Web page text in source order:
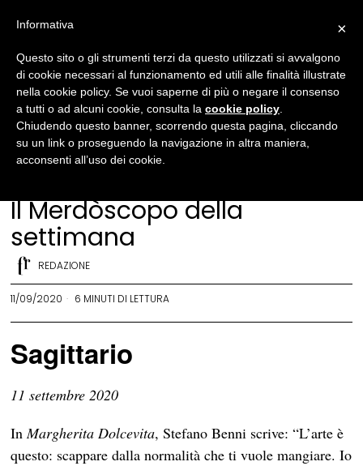
Il Merdòscopo della
settimana
REDAZIONE
11/09/2020 6 MINUTI DI LETTURA
Sagittario
11 settembre 2020
InMargherita Dolcevita, Stefano Benni scrive: “L’arte è
questo: scappare dalla normalità che ti vuole mangiare. Io
×
Informativa
Questo sito o gli strumenti terzi da questo utilizzati si avvalgono
di cookie necessari al funzionamento ed utili alle finalità illustrate
nella cookie policy. Se vuoi saperne di più o negare il consenso
a tutti o ad alcuni cookie, consulta la cookie policy
Chiudendo questo banner, scorrendo questa pagina, cliccando
su un link o proseguendo la navigazione in altra maniera,
acconsenti all’uso dei cookie.